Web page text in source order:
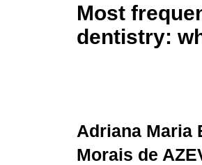
Most
dentistry:
Adriana Maria
Morais de